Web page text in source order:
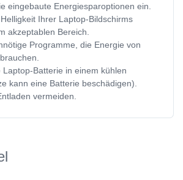
eingebaute Energiesparoptionen ein.
Ihrer Laptop-Bildschirms
akzeptablen Bereich.
Programme, die Energie von
Laptop-Batterie in einem kühlen
kann eine Batterie beschädigen).
vermeiden.